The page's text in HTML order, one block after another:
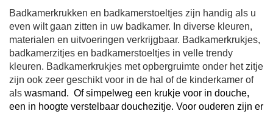
Badkamerkrukken en badkamerstoeltjes zijn handig als u
even wilt gaan zitten in uw badkamer. In diverse kleuren,
materialen en uitvoeringen verkrijgbaar. Badkamerkrukjes,
badkamerzitjes en badkamerstoeltjes in velle trendy
kleuren. Badkamerkrukjes met opbergruimte onder het zitje
zijn ook zeer geschikt voor in de hal of de kinderkamer of
als wasmand. Of simpelweg een krukje voor in douche,
een in hoogte verstelbaar douchezitje. Voor ouderen zijn er